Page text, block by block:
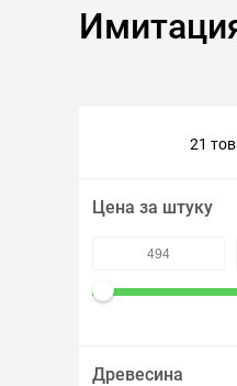
Пиломатериалы
Всё для бани
Утеплители/
21
Цена за штуку
Древесина